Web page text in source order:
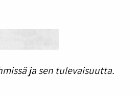
ja sen tulevaisuutta.